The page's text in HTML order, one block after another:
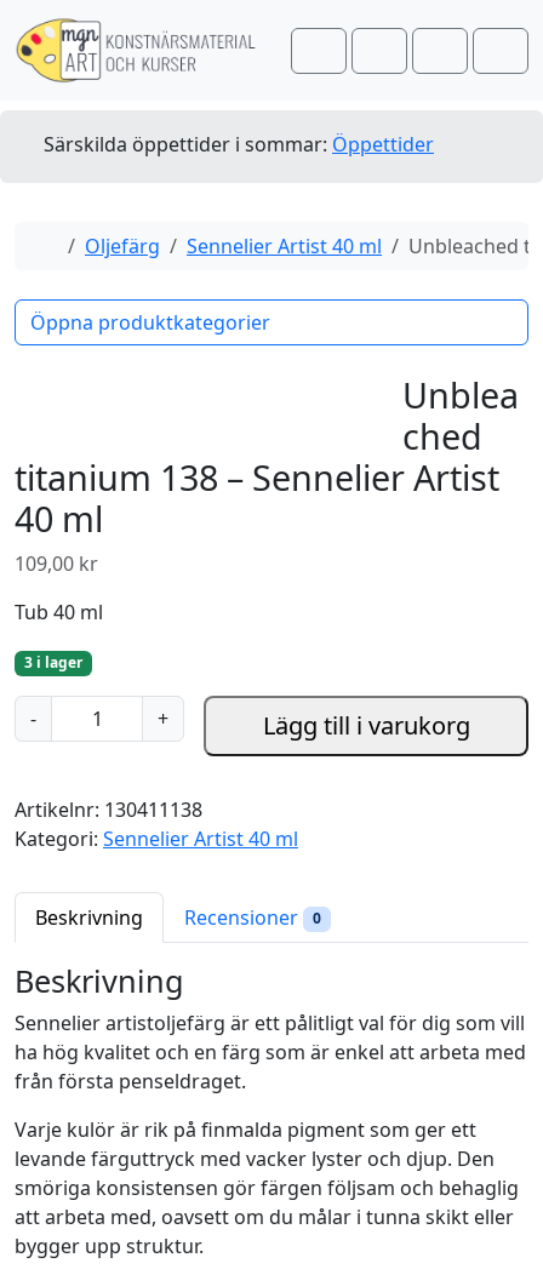
Skip to content
Skip to footer
SearchAccount
Cart
Särskilda öppettider i sommar: Öppettider
Home
Oljefärg Sennelier Artist 40 ml Unbleached
Öppna produktkategorier
Unblea
ched
titanium 138 – Sennelier Artist
40 ml
109,00 kr
Tub 40 ml
3 i lager
-
U
n
e
a
e
d
t
i
t
a
n
i
u
m
1
3
+ Lägg till i varukorg
Artikelnr: 130411138
Kategori: Sennelier Artist 40 ml
Beskrivning Recensioner 0
Beskrivning
Sennelier artistoljefärg är ett pålitligt val för dig som vill
ha hög kvalitet och en färg som är enkel att arbeta med
från första penseldraget.
Varje kulör är rik på finmalda pigment som ger ett
levande färguttryck med vacker lyster och djup. Den
smöriga konsistensen gör färgen följsam och behaglig
att arbeta med, oavsett om du målar i tunna skikt eller
bygger upp struktur.